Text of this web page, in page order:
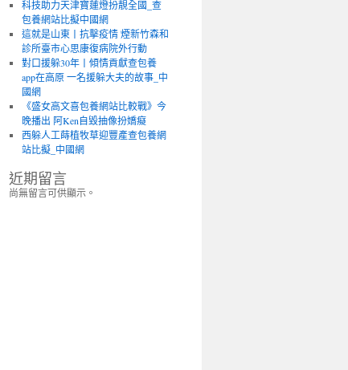
科技助力天津寶蓮燈扮靚全國_查
包養網站比擬中國網
這就是山東丨抗擊疫情 煙新竹森和
診所臺市心思康復病院外行動
對口援躲30年丨傾情貢獻查包養
app在高原 一名援躲大夫的故事_中
國網
《盛女高文喜包養網站比較戰》今
晚播出 阿Ken自毀抽像扮嬌癡
西躲人工蒔植牧草迎豐產查包養網
站比擬_中國網
近期留言
尚無留言可供顯示。